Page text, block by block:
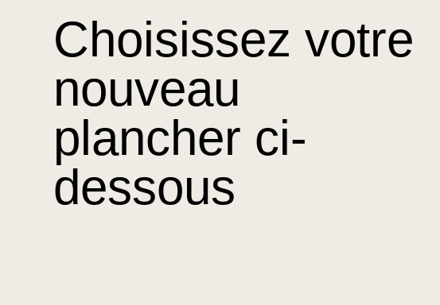
Choisissez votre
nouveau
plancher ci-
dessous